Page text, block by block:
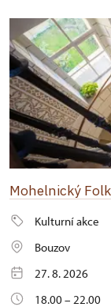
Mohelnický
Kulturní akce
Bouzov
27. 8. 2026
18.00 – 22.00